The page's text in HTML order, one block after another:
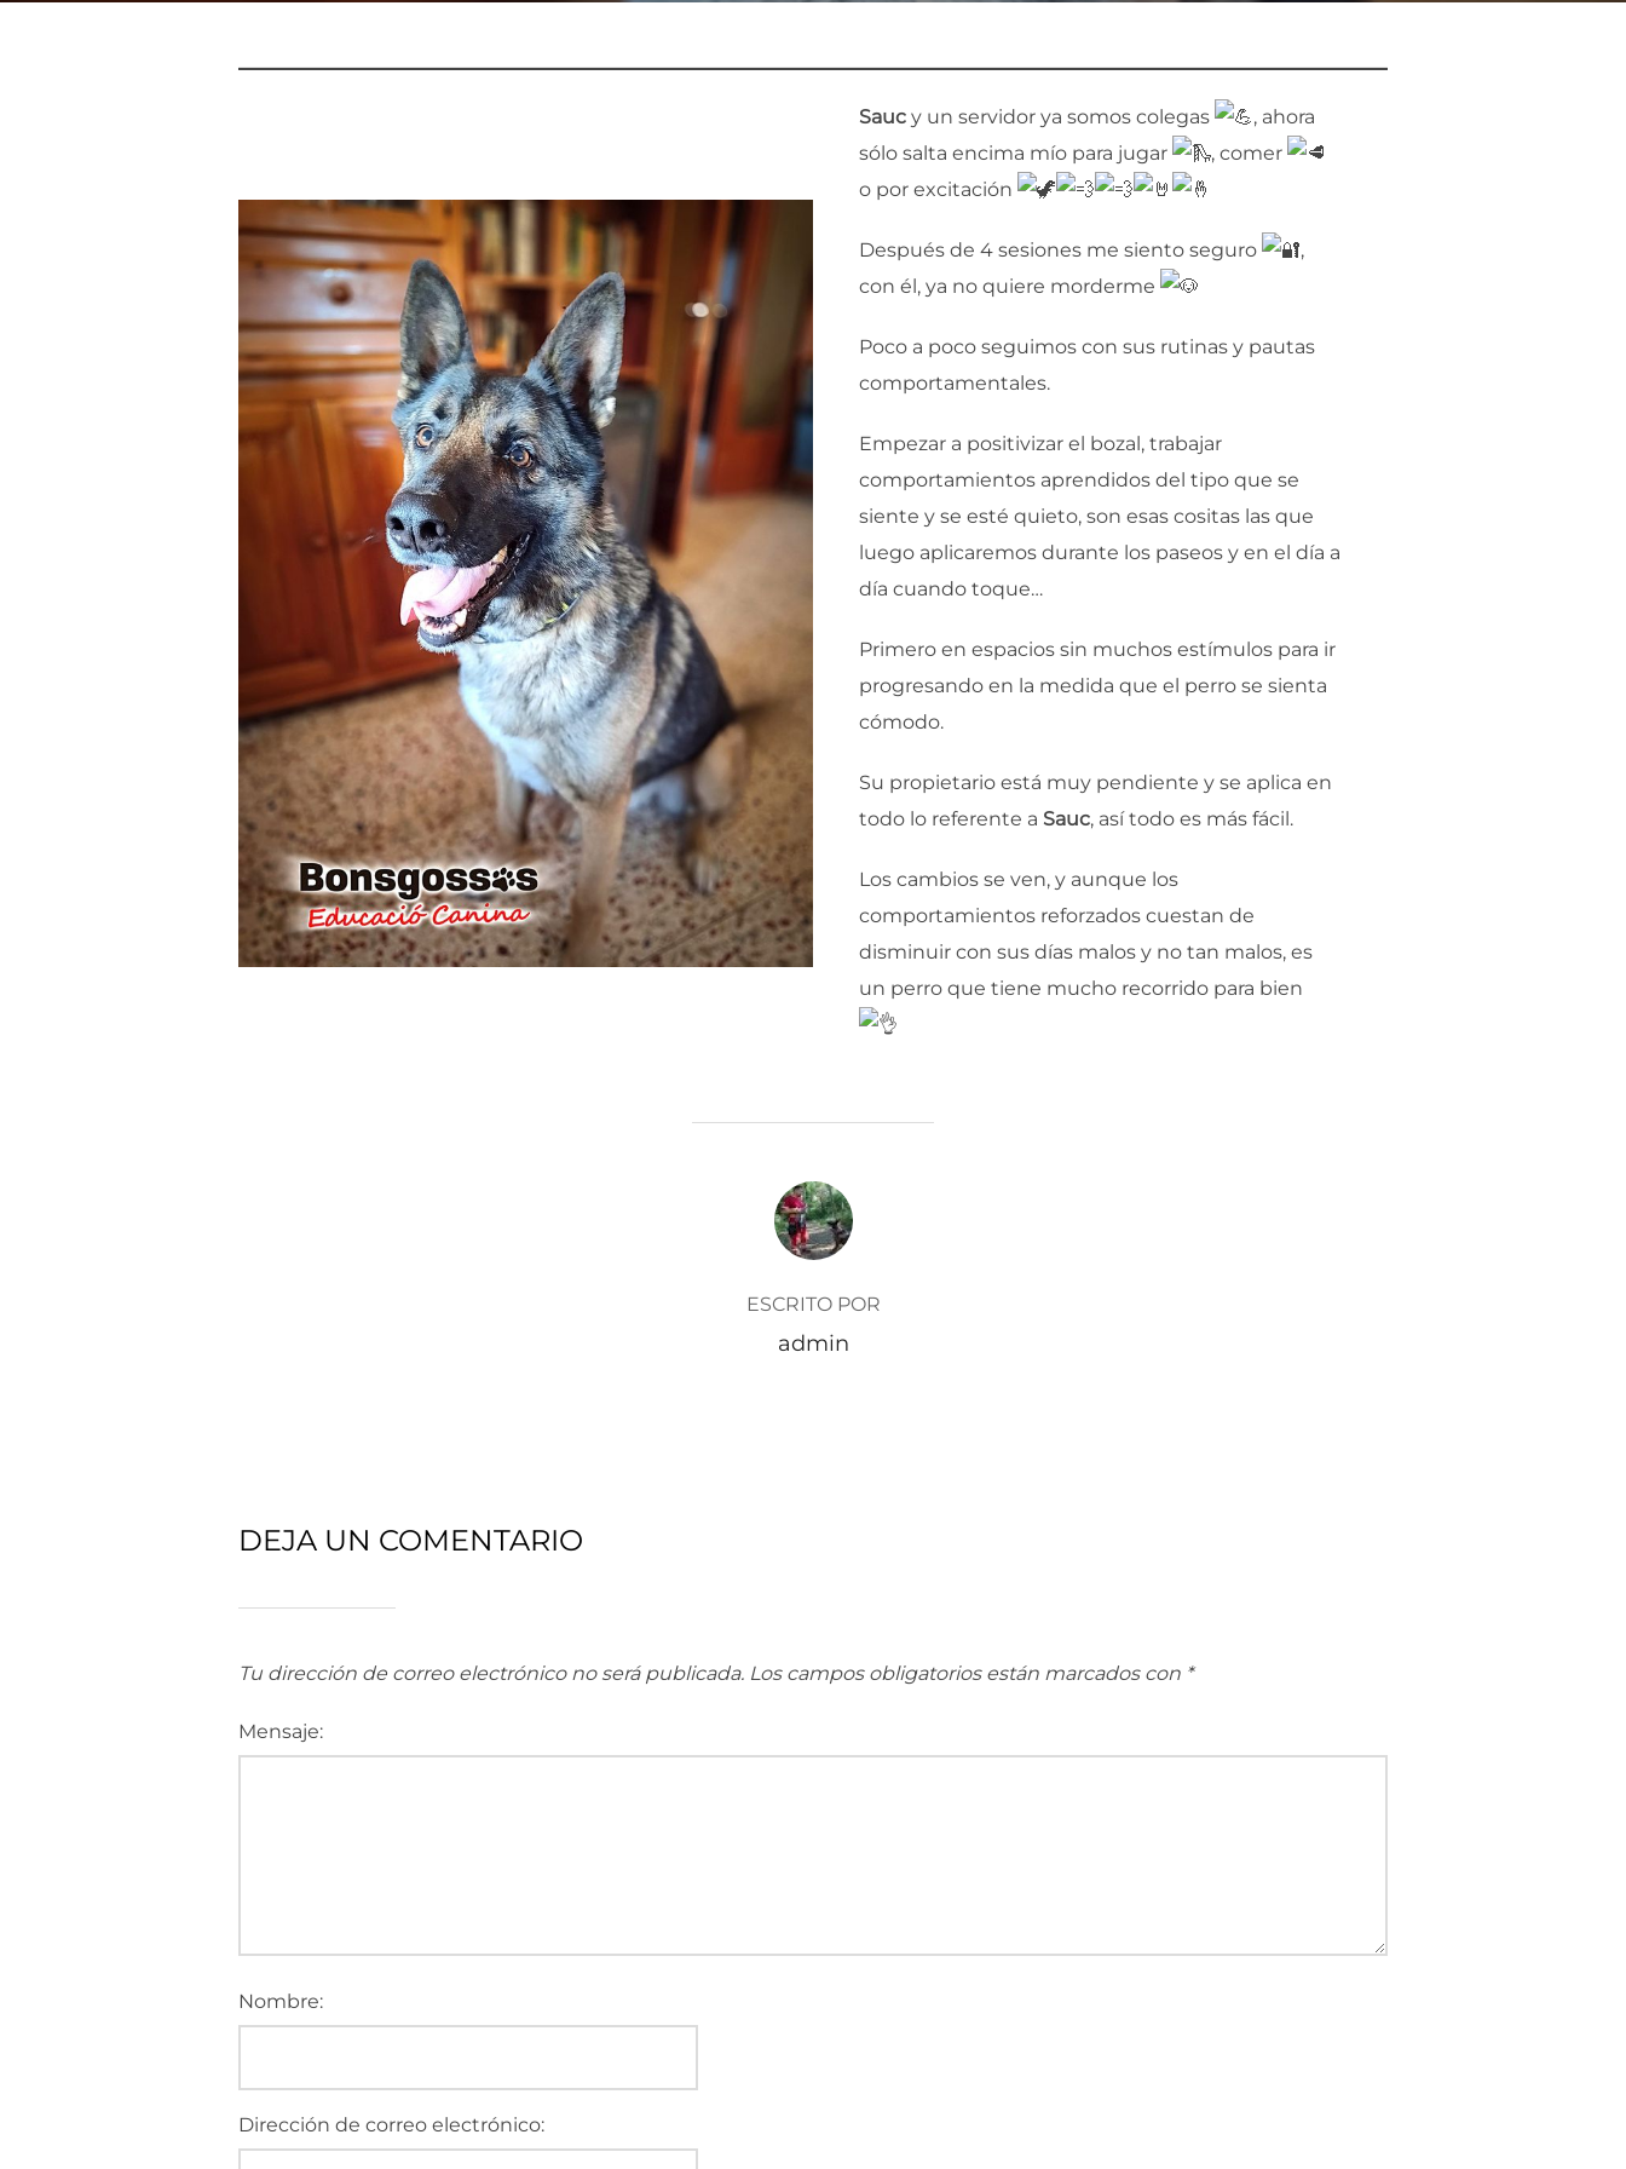
Sauc y un servidor ya somos colegas
, ahora
sólo salta encima mío para jugar
, comer
o por excitación
Después de 4 sesiones me siento seguro
,
con él, ya no quiere morderme
Poco a poco seguimos con sus rutinas y pautas
comportamentales.
Empezar a positivizar el bozal, trabajar
comportamientos aprendidos del tipo que se
siente y se esté quieto, son esas cositas las que
luego aplicaremos durante los paseos y en el día a
día cuando toque…
Primero en espacios sin muchos estímulos para ir
progresando en la medida que el perro se sienta
cómodo.
Su propietario está muy pendiente y se aplica en
todo lo referente a Sauc, así todo es más fácil.
Los cambios se ven, y aunque los
comportamientos reforzados cuestan de
disminuir con sus días malos y no tan malos, es
un perro que tiene mucho recorrido para bien
AUTOR DE LA ENTRADA
ESCRITO POR
admin
DEJA UN COMENTARIO
Tu dirección de correo electrónico no será publicada. Los campos obligatorios están marcados con *
Mensaje:
Nombre:
Dirección de correo electrónico: